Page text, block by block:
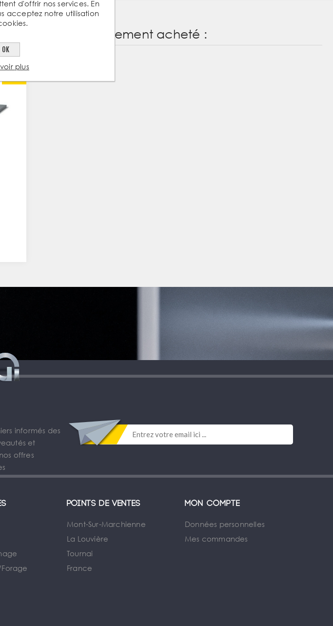
article ont également acheté :
informés des
et
offres
Points de ventes
Mont-Sur-Marchienne
La Louvière
Tournai
France
Mon compte
Données personnelles
Mes commandes
d'offrir nos services. En
acceptez notre utilisation
OK
plus